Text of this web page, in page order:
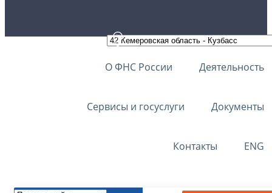
О ФНС России Деятельность
Сервисы и госуслуги Документы
Контакты ENG